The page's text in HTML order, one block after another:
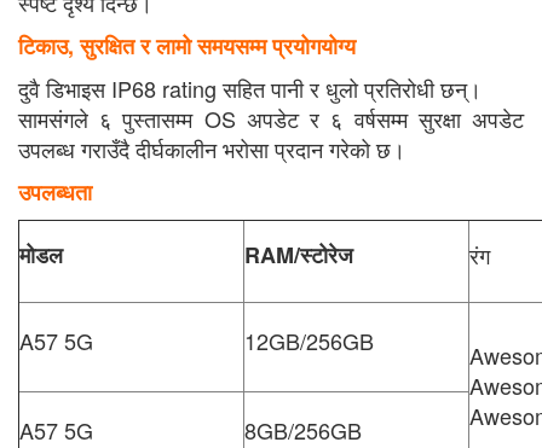
टिकाउ,सुरक्षित र लामो समयसम्म प्रयोगयोग्य
दुवै डिभाइस IP68 rating सहित पानी र धुलो प्रतिरोधी छन्।
सामसंगले ६ पुस्तासम्म OS अपडेट र ६ वर्षसम्म सुरक्षा अपडेट
उपलब्ध गराउँदै दीर्घकालीन भरोसा प्रदान गरेको छ।
उपलब्धता
मोडल
RAM/स्टोरेज रंग
A57 5G 12GB/256GB
A57 5G 8GB/256GB